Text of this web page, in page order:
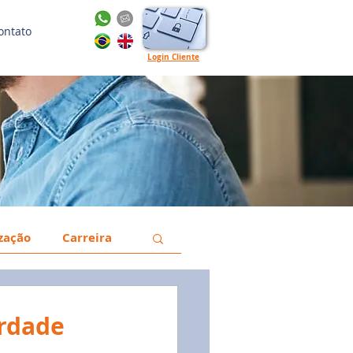
Login Cliente
Carreira